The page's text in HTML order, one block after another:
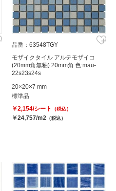
品番：63548TGY
モザイクタイル アルテモザイコ
(20mm角無釉) 20mm角 色:mau-
22s23s24s
20×20×7 mm
標準品
￥2,154/シート
（税込）
￥24,757/m2 （税込）